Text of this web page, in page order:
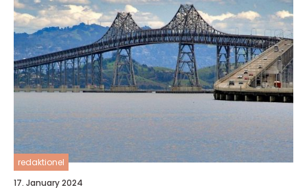
redaktionel
17. January 2024